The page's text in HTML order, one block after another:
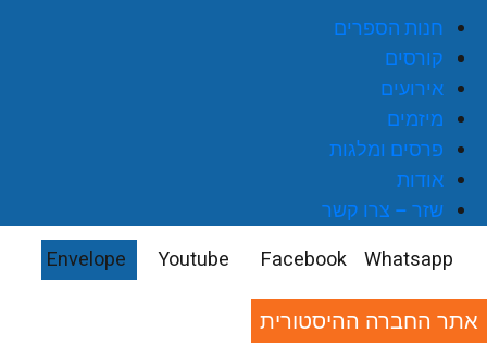
חנות הספרים
קורסים
אירועים
מיזמים
פרסים ומלגות
אודות
שזר – צרו קשר
Envelope Youtube Facebook Whatsapp
אתר החברה ההיסטורית